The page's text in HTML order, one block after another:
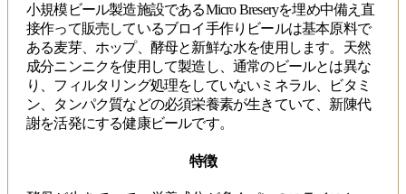
小規模ビール製造施設であるMicro Breseryを埋め中備え直
接作って販売しているブロイ手作りビールは基本原料で
ある麦芽、ホップ、酵母と新鮮な水を使用します。天然
成分ニンニクを使用して製造し、通常のビールとは異な
り、フィルタリング処理をしていないミネラル、ビタミ
ン、タンパク質などの必須栄養素が生きていて、新陳代
謝を活発にする健康ビールです。
特徴